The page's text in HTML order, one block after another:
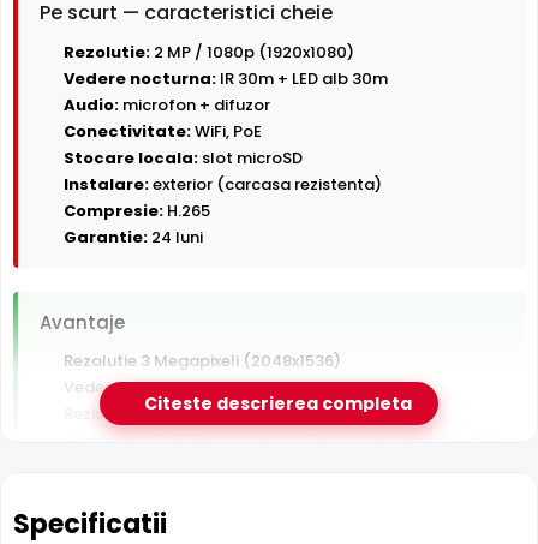
Pe scurt — caracteristici cheie
Rezolutie: 2 MP / 1080p (1920x1080)
Vedere nocturna: IR 30m + LED alb 30m
Audio: microfon + difuzor
Conectivitate:WiFi, PoE
Stocare locala: slot microSD
Instalare:exterior (carcasa rezistenta)
Compresie: H.265
Garantie: 24 luni
Avantaje
Rezolutie 3 Megapixeli (2048x1536)
Vedere nocturna in infrarosu pana la 30 m
Rezistenta la exterior — ploaie, praf si inghet
Alimentare PoE — un singur cablu pentru date si curent
Citeste descrierea completa
Specificatii